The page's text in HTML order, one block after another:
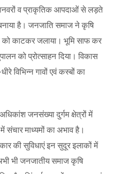
व प्राकृतिक आपदाओं से लड़ते
है। जनजाति समाज ने कृषि
को काटकर जलाया। भूमि साफ कर
को प्रोत्साहन दिया। विकास
विभिन्न गावों एवं कस्बों का
जनसंख्या दुर्गम क्षेत्रों में
संचार माध्यमों का अभाव है।
की सुविधाएं इन सुदूर इलाकों में
भी जनजातीय समाज कृषि